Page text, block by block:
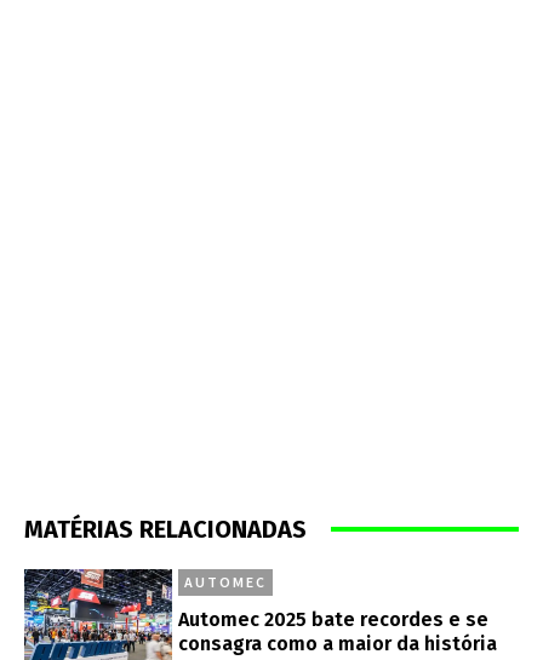
MATÉRIAS RELACIONADAS
AUTOMEC
Automec 2025 bate recordes e se
consagra como a maior da história